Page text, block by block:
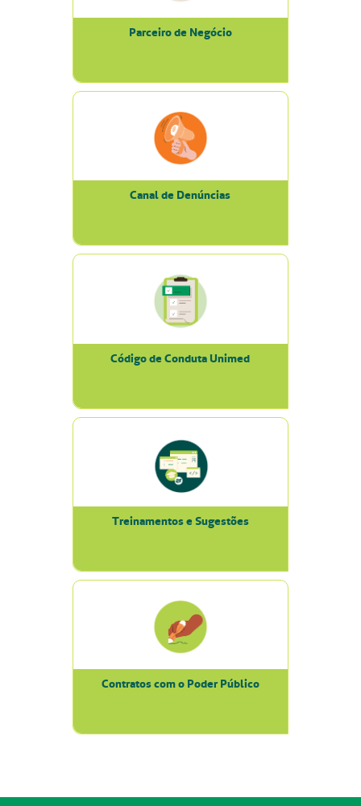
Parceiro de Negócio
Canal de Denúncias
Código de Conduta Unimed
Treinamentos e Sugestões
Contratos com o Poder Público